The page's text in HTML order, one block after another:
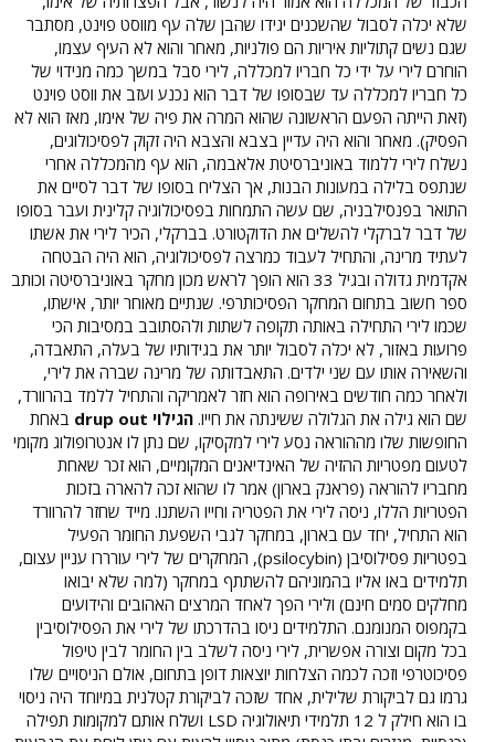
שלא יכלה לסבול שהשכנים יגידו שהבן שלה עף מווסט פוינט, מסתבר
שגם נשים קתוליות איריות הם פולניות, מאחר והוא לא העיף עצמו,
הוחרם לירי על ידי כל חבריו למכללה, לירי סבל במשך כמה מנידוי של
כל חבריו למכללה עד שבסופו של דבר הוא נכנע ועזב את ווסט פוינט
(זאת הייתה הפעם הראשונה שהוא המרה את פיה של אימו, מאז הוא לא
הפסיק). מאחר והוא היה עדיין בצבא והצבא היה זקוק לפסיכולוגים,
נשלח לירי ללמוד באוניברסיטת אלאבמה, הוא עף מהמכללה אחרי
שנתפס בלילה במעונות הבנות, אך הצליח בסופו של דבר לסיים את
התואר בפנסילבניה, שם עשה התמחות בפסיכולוגיה קלינית ועבר בסופו
של דבר לברקלי להשלים את הדוקטורט. בברקלי, הכיר לירי את אשתו
לעתיד מרינה, והתחיל לעבוד כמרצה לפסיכולוגיה, הוא היה הבטחה
אקדמית גדולה ובגיל 33 הוא הופך לראש מכון מחקר באוניברסיטה וכותב
ספר חשוב בתחום המחקר הפסיכותרפי. שנתיים מאוחר יותר, אישתו,
שכמו לירי התחילה באותה תקופה לשתות ולהסתובב במסיבות הכי
פרועות באזור, לא יכלה לסבול יותר את בגידותיו של בעלה, התאבדה,
והשאירה אותו עם שני ילדים. התאבדותה של מרינה שברה את לירי,
ולאחר כמה חודשים באירופה הוא חזר לאמריקה והתחיל ללמד בהרוורד,
שם הוא גילה את הגלולה ששינתה את חייו. הגילוי drup out
באחת
החופשות שלו מההוראה נסע לירי למקסיקו, שם נתן לו אנטרופולוג מקומי
לטעום מפטריות ההזיה של האינדיאנים המקומיים, הוא זכר שאחת
מחבריו להוראה (פראנק בארון) אמר לו שהוא זכה להארה בזכות
הפטריות הללו, ניסה לירי את הפטריה וחייו השתנו. מייד שחזר להרוורד
הוא התחיל, יחד עם בארון, במחקר לגבי השפעת החומר הפעיל
בפטריות פסילוסיבן (psilocybin), המחקרים של לירי עורררו עניין עצום,
תלמידים באו אליו בהמוניהם להשתתף במחקר (למה שלא יבואו
מחלקים סמים חינם) ולירי הפך לאחד המרצים האהובים והידועים
בקמפוס המנומנם. התלמידים ניסו בהדרכתו של לירי את הפסילוסיבין
בכל מקום וצורה אפשרית, לירי ניסה לשלב בין החומר לבין טיפול
פסיכוטרפי וזכה לכמה הצלחות יוצאות דופן בתחום, אולם הניסויים שלו
גרמו גם לביקורת שלילית, אחד שזכה לביקורת קטלנית במיוחד היה ניסוי
בו הוא חילק ל 12 תלמידי תיאולוגיה LSD ושלח אותם למקומות תפילה